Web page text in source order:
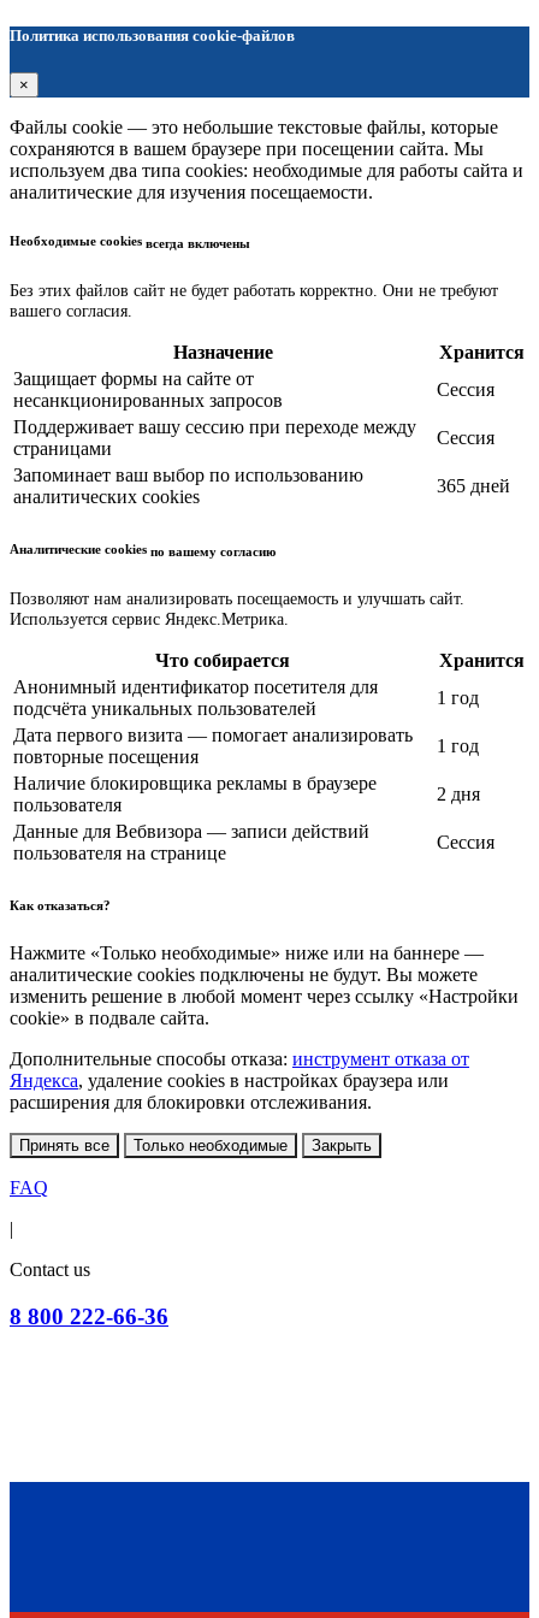
Политика использования cookie-файлов
×
Файлы cookie — это небольшие текстовые файлы, которые
сохраняются в вашем браузере при посещении сайта. Мы
используем два типа cookies: необходимые для работы сайта и
аналитические для изучения посещаемости.
Необходимые cookies всегда включены
Без этих файлов сайт не будет работать корректно. Они не требуют
вашего согласия.
Назначение
Хранится
Защищает формы на сайте от
несанкционированных запросов
Сессия
Поддерживает вашу сессию при переходе между
страницами
Сессия
Запоминает ваш выбор по использованию
аналитических cookies
365 дней
Аналитические cookies по вашему согласию
Позволяют нам анализировать посещаемость и улучшать сайт.
Используется сервис Яндекс.Метрика.
Что собирается
Хранится
Анонимный идентификатор посетителя для
подсчёта уникальных пользователей
1 год
Дата первого визита — помогает анализировать
повторные посещения
1 год
Наличие блокировщика рекламы в браузере
пользователя
2 дня
Данные для Вебвизора — записи действий
пользователя на странице
Сессия
Как отказаться?
Нажмите «Только необходимые» ниже или на баннере —
аналитические cookies подключены не будут. Вы можете
изменить решение в любой момент через ссылку «Настройки
cookie» в подвале сайта.
Дополнительные способы отказа: инструмент отказа от
Яндекса, удаление cookies в настройках браузера или
расширения для блокировки отслеживания.
Принять все Только необходимые Закрыть
FAQ
|
Contact us
8 800 222-66-36